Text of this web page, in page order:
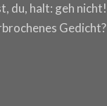
du, halt: geh nicht!
Gedicht?